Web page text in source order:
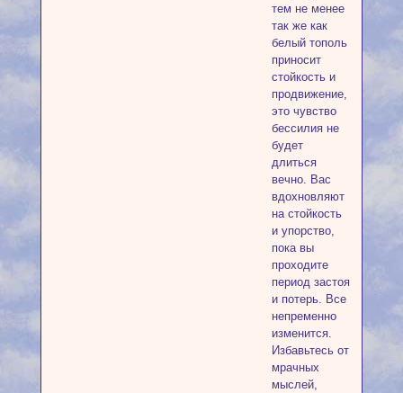
тем не менее
так же как
белый тополь
приносит
стойкость и
продвижение,
это чувство
бессилия не
будет
длиться
вечно. Вас
вдохновляют
на стойкость
и упорство,
пока вы
проходите
период застоя
и потерь. Все
непременно
изменится.
Избавьтесь от
мрачных
мыслей,